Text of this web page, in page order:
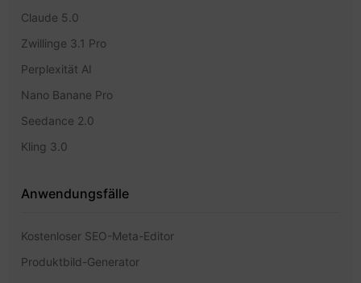
Claude 5.0
Zwillinge 3.1 Pro
Perplexität AI
Nano Banane Pro
Seedance 2.0
Kling 3.0
Anwendungsfälle
Kostenloser SEO-Meta-Editor
Produktbild-Generator